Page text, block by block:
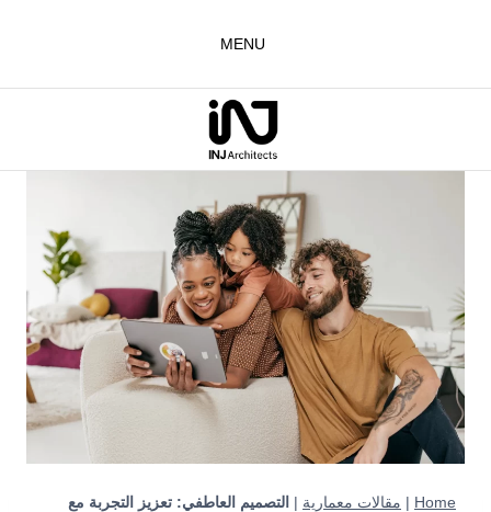
MENU
Home
| مقالات معمارية | التصميم العاطفي: تعزيز التجربة مع